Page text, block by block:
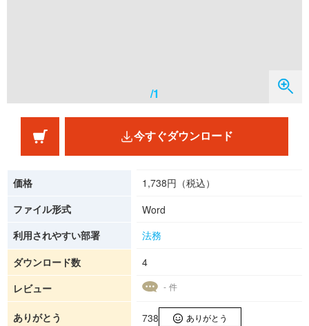
/1
今すぐダウンロード
価格
1,738円（税込）
ファイル形式
Word
利用されやすい部署
法務
ダウンロード数
4
レビュー
- 件
ありがとう 738 ありがとう